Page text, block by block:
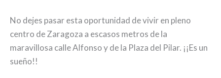
No dejes pasar esta oportunidad de vivir en pleno
centro de Zaragoza a escasos metros de la
maravillosa calle Alfonso y de la Plaza del Pilar. ¡¡Es un
sueño!!